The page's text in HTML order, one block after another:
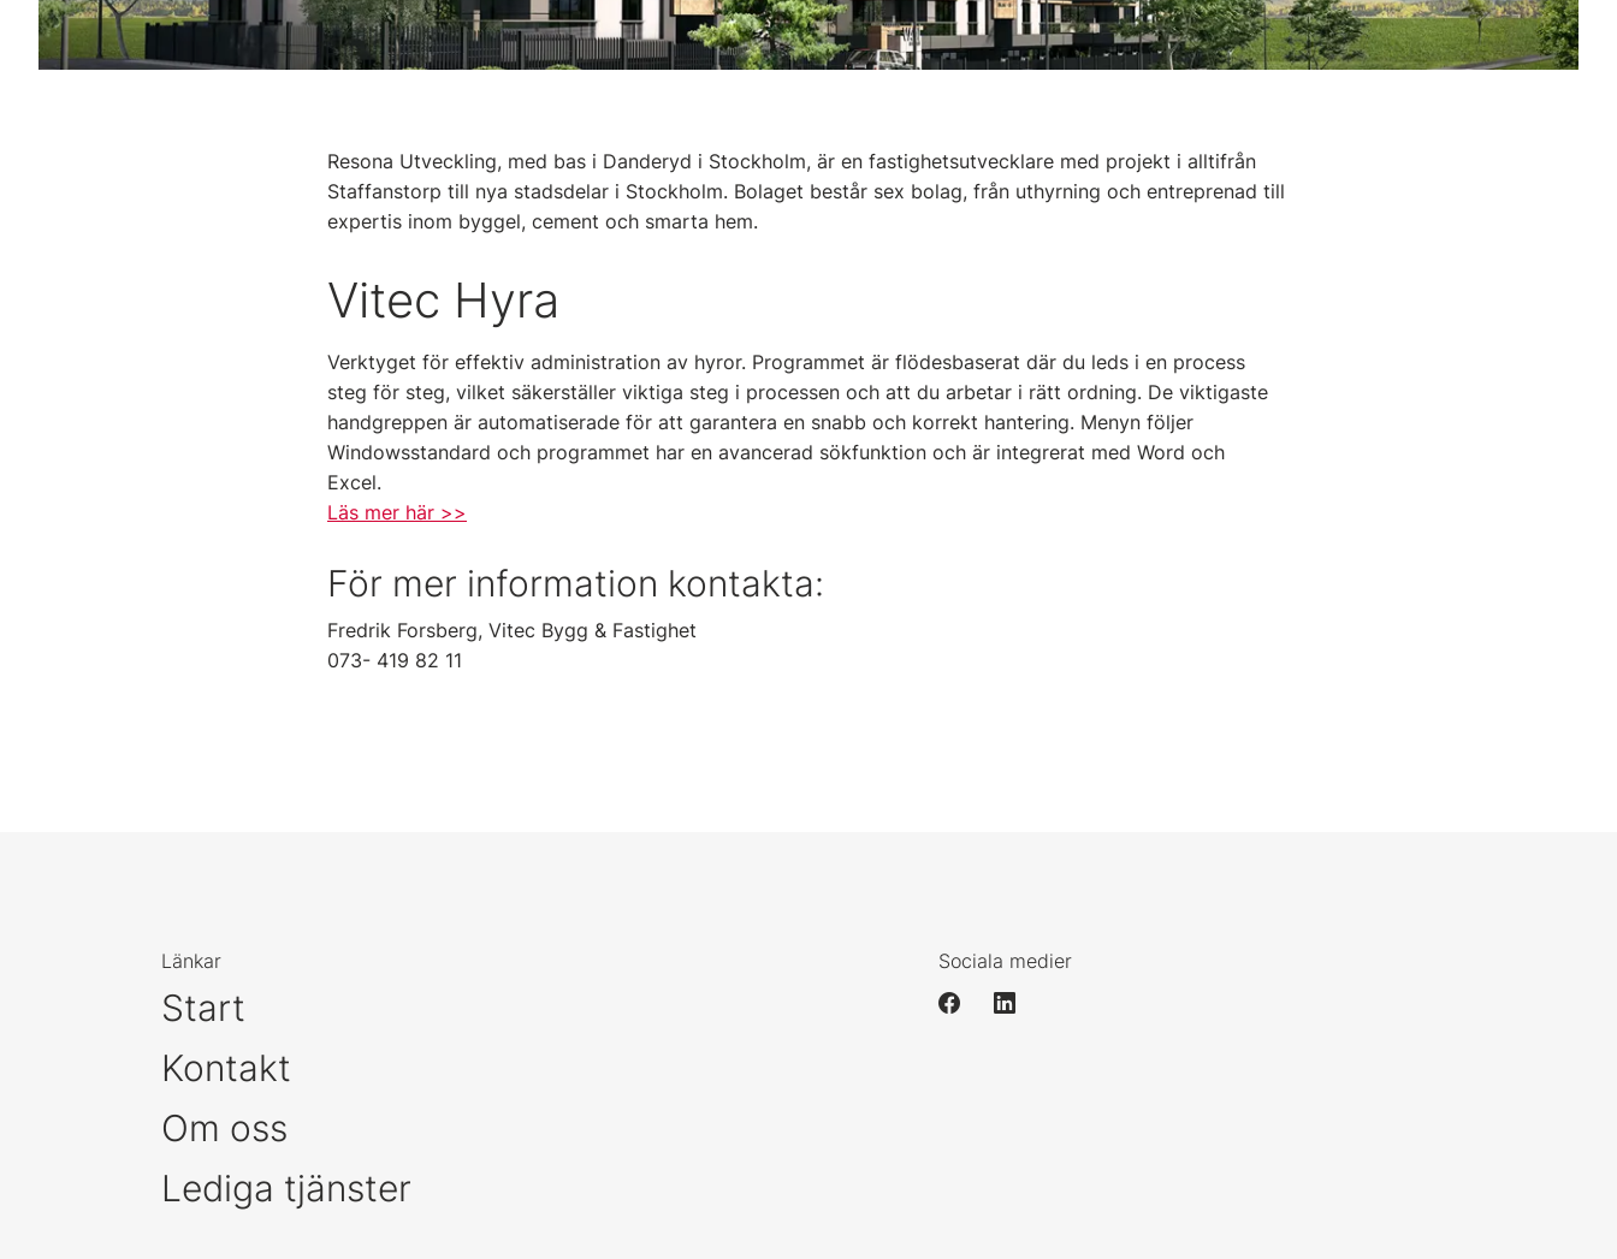
Resona Utveckling, med bas i Danderyd i Stockholm, är en fastighetsutvecklare med projekt i alltifrån
Staffanstorp till nya stadsdelar i Stockholm. Bolaget består sex bolag, från uthyrning och entreprenad till
expertis inom byggel, cement och smarta hem.
Vitec Hyra
Verktyget för effektiv administration av hyror. Programmet är flödesbaserat där du leds i en process
steg för steg, vilket säkerställer viktiga steg i processen och att du arbetar i rätt ordning. De viktigaste
handgreppen är automatiserade för att garantera en snabb och korrekt hantering. Menyn följer
Windowsstandard och programmet har en avancerad sökfunktion och är integrerat med Word och
Excel.
Läs mer här >>
För mer information kontakta:
Fredrik Forsberg, Vitec Bygg & Fastighet
073- 419 82 11
Länkar
Start
Kontakt
Om oss
Lediga tjänster
Sociala medier